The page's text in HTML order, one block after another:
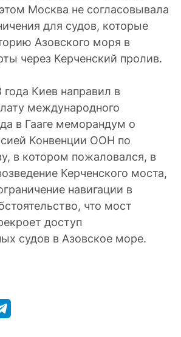
Москва не согласовывала
для судов, которые
Азовского моря в
через Керченский пролив.
Киев направил в
международного
в Гааге меморандум о
Конвенции ООН по
в котором пожаловался, в
Керченского моста,
навигации в
что мост
доступ
судов в Азовское море.